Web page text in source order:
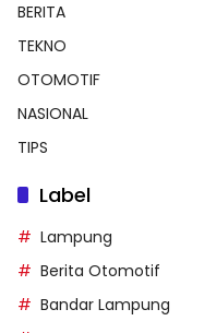
BERITA
TEKNO
OTOMOTIF
NASIONAL
TIPS
Label
Lampung
Berita Otomotif
Bandar Lampung